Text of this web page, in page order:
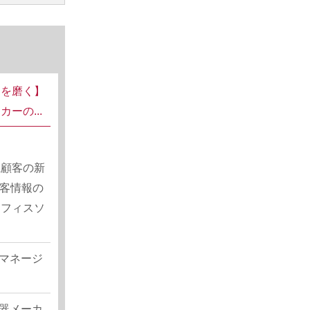
磨く】
ーの...
客の新
情報の
ィスソ
ネージ